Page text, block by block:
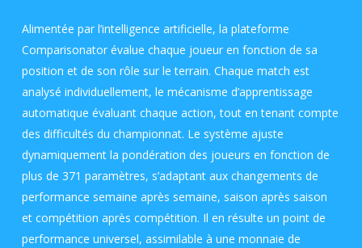
Alimentée par l’intelligence artificielle, la plateforme
Comparisonator évalue chaque joueur en fonction de sa
position et de son rôle sur le terrain. Chaque match est
analysé individuellement, le mécanisme d’apprentissage
automatique évaluant chaque action, tout en tenant compte
des difficultés du championnat. Le système ajuste
dynamiquement la pondération des joueurs en fonction de
plus de 371 paramètres, s’adaptant aux changements de
performance semaine après semaine, saison après saison
et compétition après compétition. Il en résulte un point de
performance universel, assimilable à une monnaie de